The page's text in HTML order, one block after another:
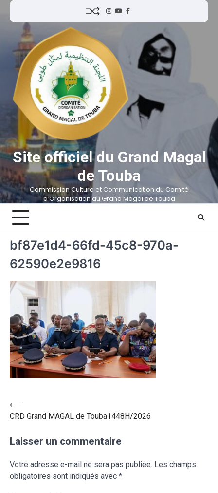
Site officiel du Grand Magal
de Touba
Commission Culture et Communication du Comité
d’Organisation du Grand Magal de Touba
bf87e1d4-66fd-45c8-970a-
62590e2e9816
⟵
CRD Grand MAGAL de Touba1448H/2026
Laisser un commentaire
Votre adresse e-mail ne sera pas publiée. Les champs
obligatoires sont indiqués avec *